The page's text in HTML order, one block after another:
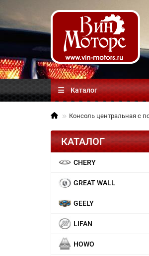
Каталог
Консоль центральная с
КАТАЛОГ
CHERY
GREAT WALL
GEELY
LIFAN
HOWO